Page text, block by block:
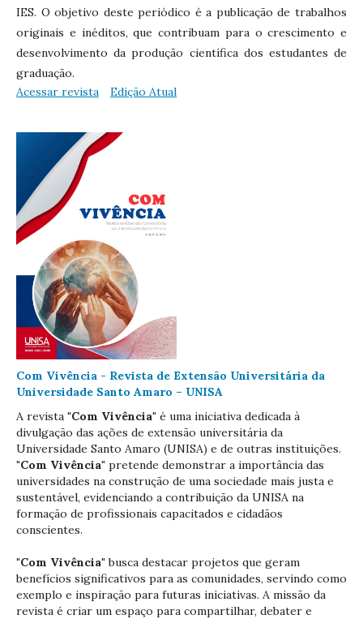
IES. O objetivo deste periódico é a publicação de trabalhos
originais e inéditos, que contribuam para o crescimento e
desenvolvimento da produção científica dos estudantes de
graduação.
Acessar revista
Edição Atual
Com Vivência - Revista de Extensão Universitária da
Universidade Santo Amaro – UNISA
A revista "Com Vivência" é uma iniciativa dedicada à
divulgação das ações de extensão universitária da
Universidade Santo Amaro (UNISA) e de outras instituições.
"Com Vivência" pretende demonstrar a importância das
universidades na construção de uma sociedade mais justa e
sustentável, evidenciando a contribuição da UNISA na
formação de profissionais capacitados e cidadãos
conscientes.
"Com Vivência" busca destacar projetos que geram
benefícios significativos para as comunidades, servindo como
exemplo e inspiração para futuras iniciativas. A missão da
revista é criar um espaço para compartilhar, debater e